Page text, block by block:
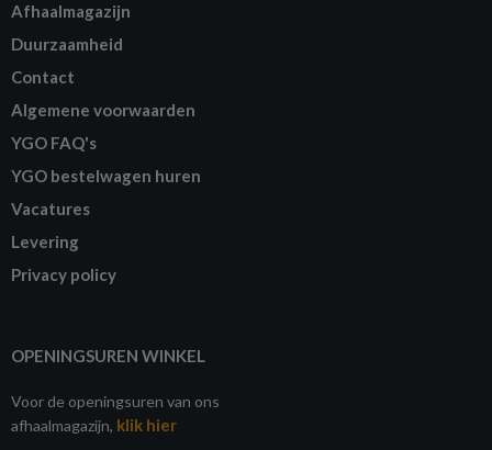
Afhaalmagazijn
Duurzaamheid
Contact
Algemene voorwaarden
YGO FAQ's
YGO bestelwagen huren
Vacatures
Levering
Privacy policy
OPENINGSUREN WINKEL
Voor de openingsuren van ons
afhaalmagazijn, klik hier